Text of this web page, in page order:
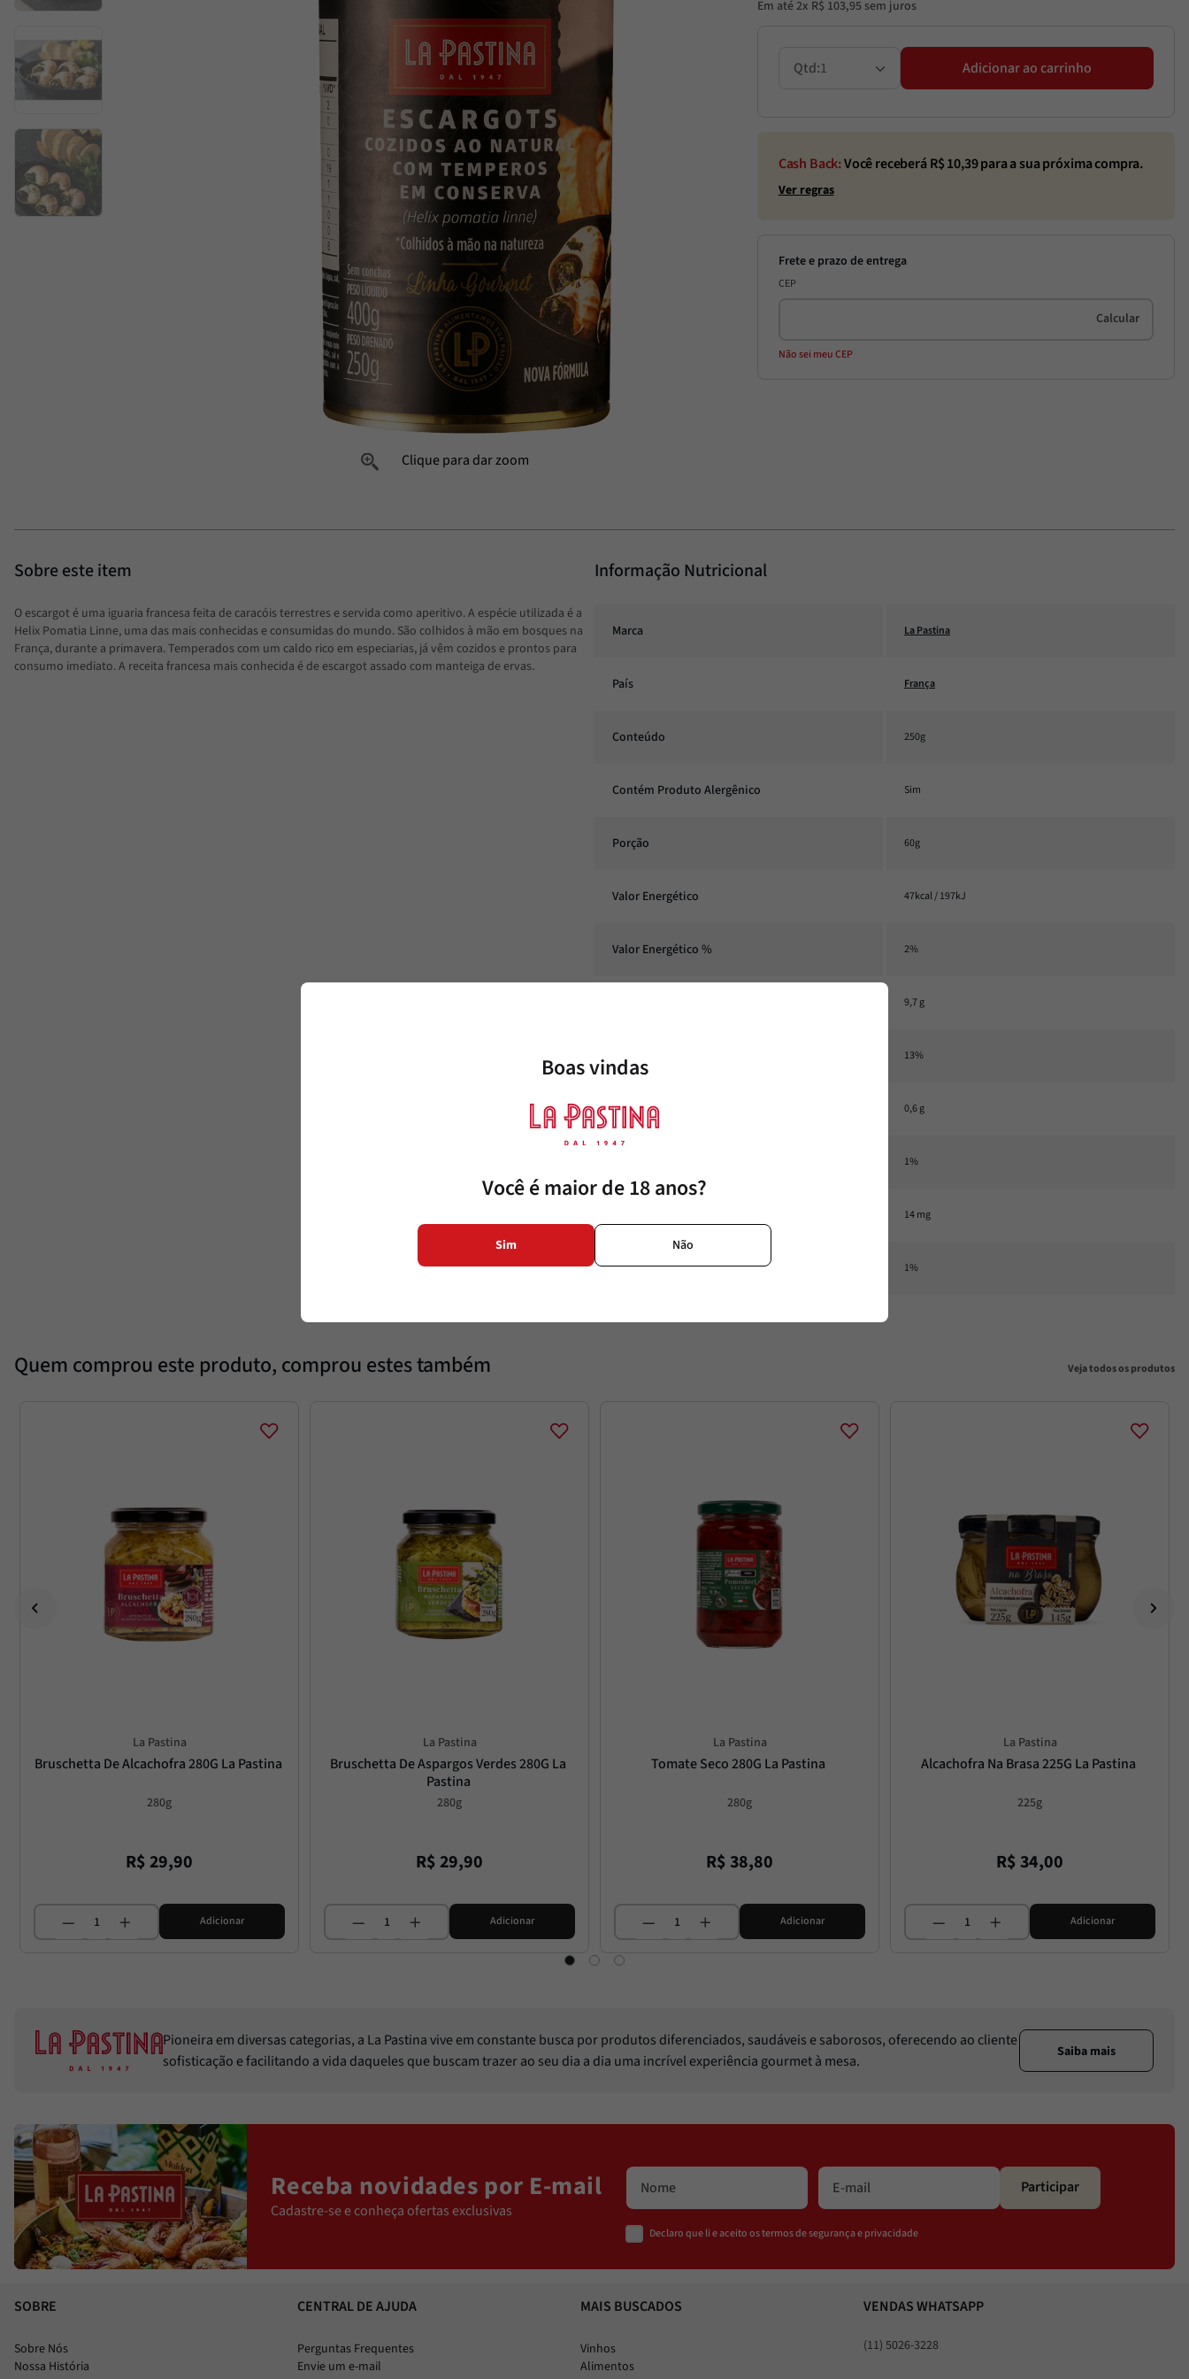
Em até2x R$ 103,95 sem juros
1 Adicionar ao carrinho
Cash Back:Você receberá R$10,39para a sua próxima compra.
Ver regras
CEP
Não sei meu CEP
O escargot é uma iguaria francesa feita de caracóis terrestres e servida como aperitivo. A espécie utilizada é a
Helix Pomatia Linne, uma das mais conhecidas e consumidas do mundo. São colhidos à mão em bosques na
França, durante a primavera. Temperados com um caldo rico em especiarias, já vêm cozidos e prontos para
consumo imediato. A receita francesa mais conhecida é de escargot assado com manteiga de ervas.
Informação Nutricional
Marca La Pastina
País França
Conteúdo 250g
Contém Produto Alergênico Sim
Porção 60g
Valor Energético 47kcal / 197kJ
Valor Energético % 2%
9,7 g
Proteínas % 13%
Gorduras Totais 0,6 g
1%
14 mg
Sódio % 1%
Quem comprou este produto, comprou estes também Veja todos os produtos
La Pastina
Bruschetta De Alcachofra 280G La Pastina
280g
R$29,90
Adicionar
La Pastina
Bruschetta De Aspargos Verdes 280G La
Pastina
280g
R$29,90
Adicionar
La Pastina
Tomate Seco 280G La Pastina
280g
R$38,80
Adicionar
La Pastina
Alcachofra Na Brasa 225G La Pastina
225g
R$34,00
Adicionar
Pioneira em diversas categorias, a La Pastina vive em constante busca por produtos diferenciados, saudáveis e saborosos, oferecendo ao cliente
sofisticação e facilitando a vida daqueles que buscam trazer ao seu dia a dia uma incrível experiência gourmet à mesa.
Saiba mais
Receba novidades por E-mail
Cadastre-se e conheça ofertas exclusivas
Declaro que li e aceito os termos de segurança e privacidade
Participar
SOBRE
Sobre Nós
Nossa História
CENTRAL DE AJUDA
Perguntas Frequentes
Envie um e-mail
MAIS BUSCADOS
Vinhos
Alimentos
VENDAS WHATSAPP
(11) 5026-3228
Boas vindas
Você é maior de 18 anos?
Sim Não